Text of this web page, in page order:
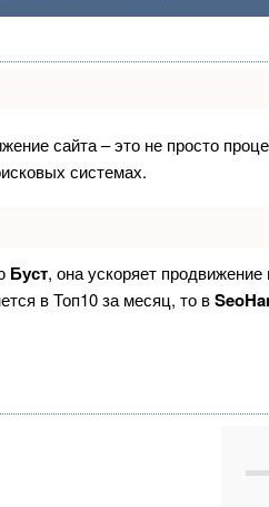
сайта – это не просто
системах.
Буст, она ускоряет
в Топ10 за месяц, то в